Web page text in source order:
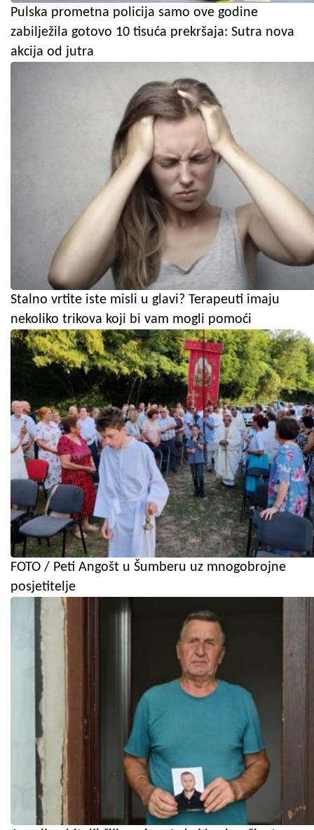
Pulska prometna policija samo ove godine
zabilježila gotovo 10 tisuća prekršaja: Sutra nova
akcija od jutra
Stalno vrtite iste misli u glavi? Terapeuti imaju
nekoliko trikova koji bi vam mogli pomoći
FOTO / Peti Angošt u Šumberu uz mnogobrojne
posjetitelje